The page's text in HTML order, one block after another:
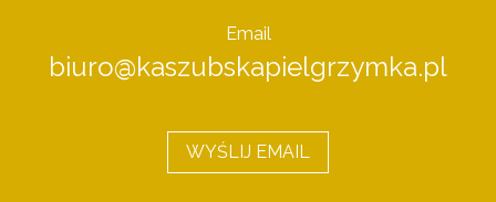
Email
biuro@kaszubskapielgrzymka.pl
WYŚLIJ EMAIL